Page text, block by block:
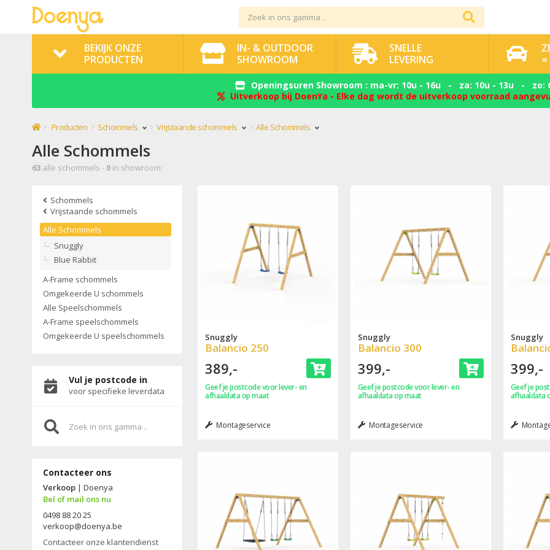
BEKIJK ONZE
PRODUCTEN
IN- & OUTDOOR
SHOWROOM
SNELLE
LEVERING
=
Openingsuren Showroom : ma-vr: 10u - 16u - za: 10u - 13u - zo:
Uitverkoop bij DoenYa - Elke dag wordt de uitverkoop voorraad
Producten Schommels Vrijstaande schommels Alle Schommels
Alle Schommels
63 alle schommels - 0 in showroom:
Schommels
Vrijstaande schommels
Alle Schommels
Snuggly
Blue Rabbit
A-Frame schommels
Omgekeerde U schommels
Alle Speelschommels
A-Frame speelschommels
Omgekeerde U speelschommels
Vul je postcode in
voor specifieke leverdata
Contacteer ons
Verkoop | Doenya
Bel of mail ons nu
0498 88 20 25
verkoop@doenya.be
Contacteer onze klantendienst
Snuggly
Balancio 250
389,-
Geef je postcode voor lever- en
afhaaldata op maat
Montageservice
Snuggly
Balancio 300
399,-
Geef je postcode voor lever- en
afhaaldata op maat
Montageservice
Snuggly
399,-
Geef je
afhaaldata